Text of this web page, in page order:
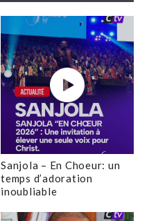
Sanjola – En Choeur: un
temps d’adoration
inoubliable